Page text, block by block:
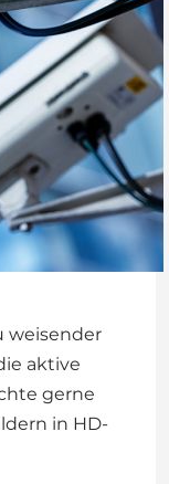
weisender
aktive
gerne
in HD-